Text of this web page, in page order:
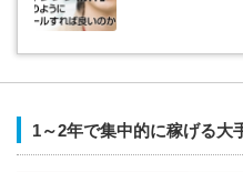
1～2年で集中的に稼げる大